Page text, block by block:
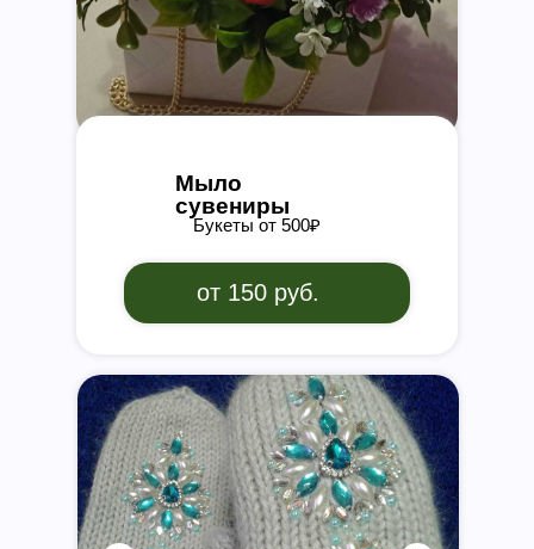
Мыло
сувениры
от 150 руб.
Букеты от 500₽